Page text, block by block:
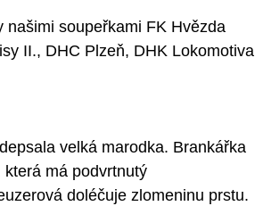
našimi soupeřkami FK Hvězda
II., DHC Plzeň, DHK Lokomotiva
velká marodka. Brankářka
která má podvrtnutý
doléčuje zlomeninu prstu.